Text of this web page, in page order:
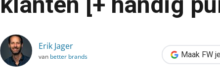
›
Erik Jager
van better brands Maak FW